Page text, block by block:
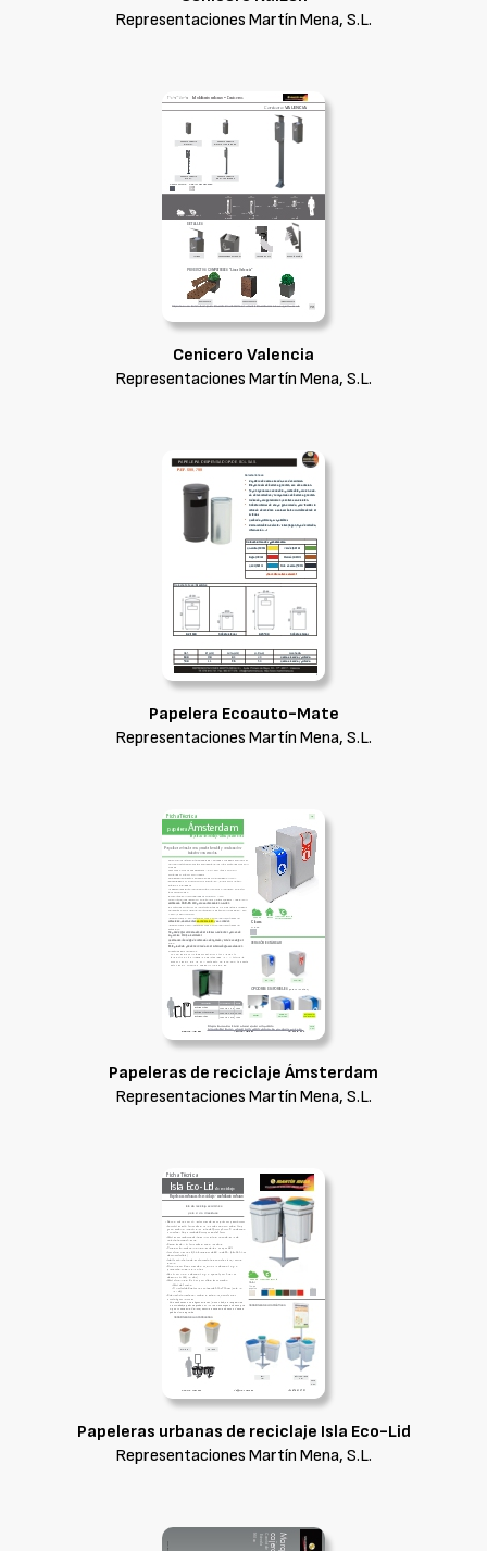
Representaciones Martín Mena, S.L.
Cenicero Valencia
Representaciones Martín Mena, S.L.
Papelera Ecoauto-Mate
Representaciones Martín Mena, S.L.
Papeleras de reciclaje Ámsterdam
Representaciones Martín Mena, S.L.
Papeleras urbanas de reciclaje Isla Eco-Lid
Representaciones Martín Mena, S.L.